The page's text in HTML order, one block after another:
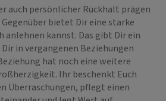
auch persönlicher Rückhalt prägen
bietet Dir eine starke
anlehnen kannst. Das gibt Dir ein
in vergangenen Beziehungen
hat noch eine weitere
Ihr beschenkt Euch
Überraschungen, pflegt einen